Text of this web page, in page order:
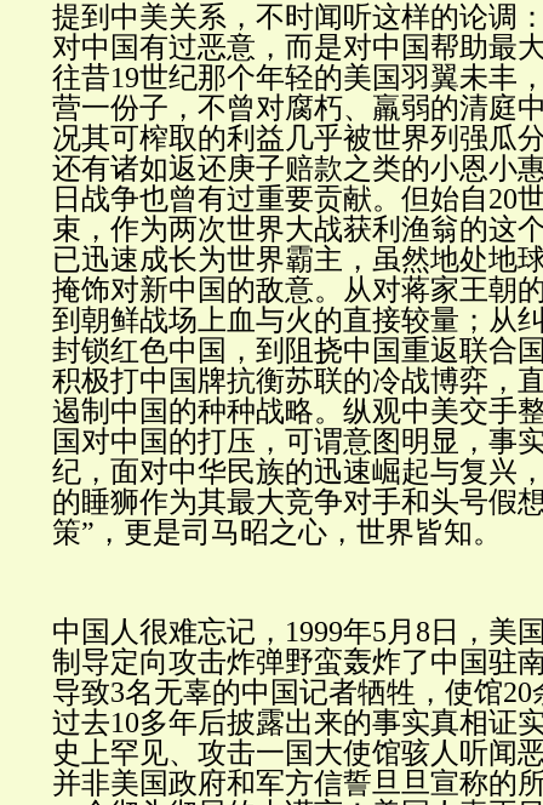
提到中美关系，不时闻听这样的论调
对中国有过恶意，而是对中国帮助最
往昔19世纪那个年轻的美国羽翼未丰
营一份子，不曾对腐朽、羸弱的清庭
况其可榨取的利益几乎被世界列强瓜
还有诸如返还庚子赔款之类的小恩小
日战争也曾有过重要贡献。但始自20
束，作为两次世界大战获利渔翁的这
已迅速成长为世界霸主，虽然地处地
掩饰对新中国的敌意。从对蒋家王朝
到朝鲜战场上血与火的直接较量；从
封锁红色中国，到阻挠中国重返联合
积极打中国牌抗衡苏联的冷战博弈，
遏制中国的种种战略。纵观中美交手
国对中国的打压，可谓意图明显，事
纪，面对中华民族的迅速崛起与复兴
的睡狮作为其最大竞争对手和头号假
策”，更是司马昭之心，世界皆知。
中国人很难忘记，1999年5月8日，美
制导定向攻击炸弹野蛮轰炸了中国驻
导致3名无辜的中国记者牺牲，使馆
过去10多年后披露出来的事实真相证
史上罕见、攻击一国大使馆骇人听闻
并非美国政府和军方信誓旦旦宣称的